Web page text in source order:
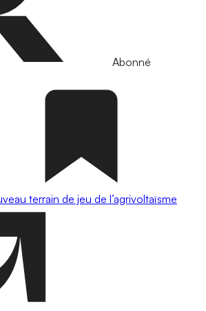
Abonné
terrain de jeu de l’agrivoltaïsme